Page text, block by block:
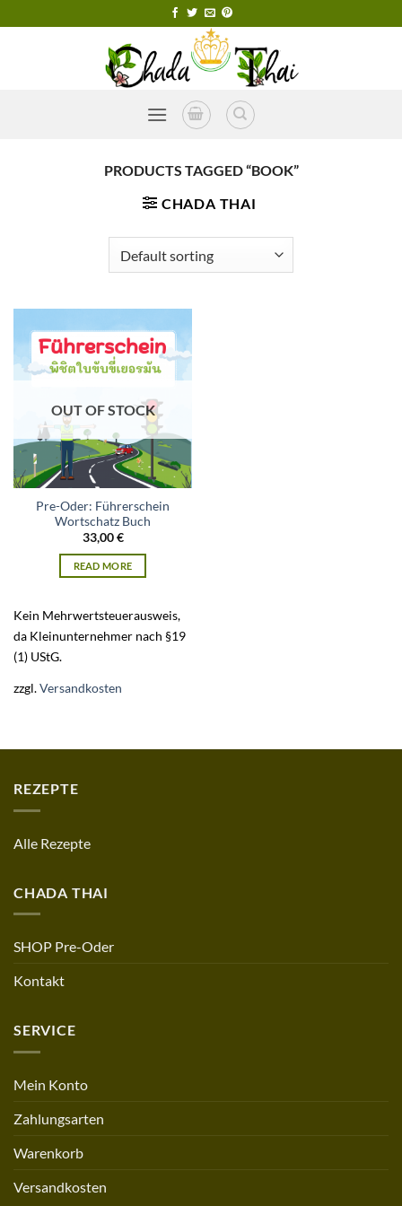
to
PRODUCTS TAGGED “BOOK”
CHADA THAI
OUT OF STOCK
Pre-Oder: Führerschein
Wortschatz Buch
33,00€
READ MORE
Kein Mehrwertsteuerausweis,
da Kleinunternehmer nach §19
(1) UStG.
zzgl.Versandkosten
REZEPTE
Alle Rezepte
CHADA THAI
SHOP Pre-Oder
Kontakt
SERVICE
Mein Konto
Zahlungsarten
Warenkorb
Versandkosten